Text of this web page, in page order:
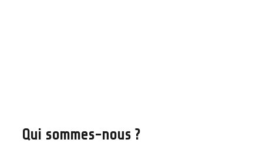
Qui sommes-nous ?